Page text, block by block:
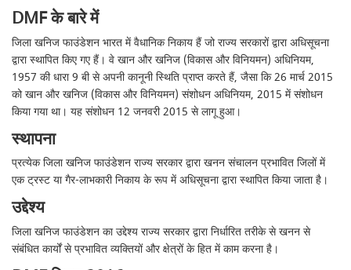
DMF के बारे में
जिला खनिज फाउंडेशन भारत में वैधानिक निकाय हैं जो राज्य सरकारों द्वारा अधिसूचना
द्वारा स्थापित किए गए हैं। वे खान और खनिज (विकास और विनियमन) अधिनियम,
1957 की धारा 9 बी से अपनी कानूनी स्थिति प्राप्त करते हैं, जैसा कि 26 मार्च 2015
को खान और खनिज (विकास और विनियमन) संशोधन अधिनियम, 2015 में संशोधन
किया गया था। यह संशोधन 12 जनवरी 2015 से लागू हुआ।
स्थापना
प्रत्येक जिला खनिज फाउंडेशन राज्य सरकार द्वारा खनन संचालन प्रभावित जिलों में
एक ट्रस्ट या गैर-लाभकारी निकाय के रूप में अधिसूचना द्वारा स्थापित किया जाता है।
उद्देश्य
जिला खनिज फाउंडेशन का उद्देश्य राज्य सरकार द्वारा निर्धारित तरीके से खनन से
संबंधित कार्यों से प्रभावित व्यक्तियों और क्षेत्रों के हित में काम करना है।